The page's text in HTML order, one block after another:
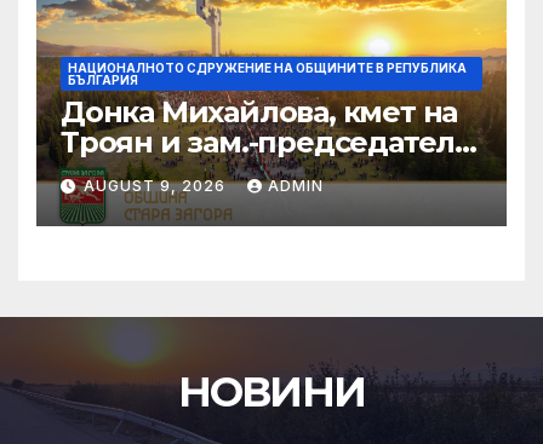
НАЦИОНАЛНОТО СДРУЖЕНИЕ НА ОБЩИНИТЕ В РЕПУБЛИКА
БЪЛГАРИЯ
Донка Михайлова, кмет на
Троян и зам.-председател
на НСОРБ: Знаем какво е
произведено, как е
произведено и какво влиза
AUGUST 9, 2026 ADMIN
НОВИНИ